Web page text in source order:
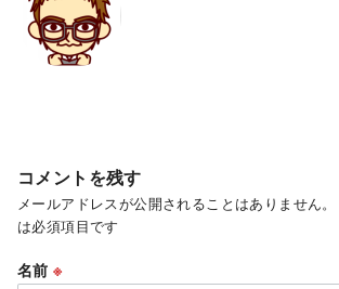
コメントを残す
メールアドレスが公開されることはありません。
は必須項目です
名前※